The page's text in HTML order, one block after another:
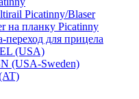
Picatinny/Blaser
на планку Picatinny
для прицела
(USA)
(USA-Sweden)